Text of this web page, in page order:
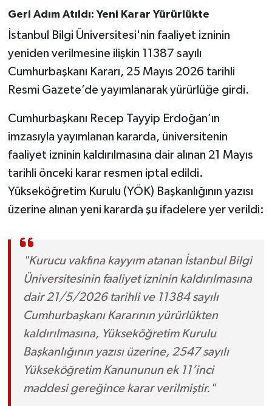
Geri Adım Atıldı: Yeni Karar Yürürlükte
İstanbul Bilgi Üniversitesi'nin faaliyet izninin
yeniden verilmesine ilişkin 11387 sayılı
Cumhurbaşkanı Kararı, 25 Mayıs 2026 tarihli
Resmi Gazete’de yayımlanarak yürürlüğe girdi.
Cumhurbaşkanı Recep Tayyip Erdoğan’ın
imzasıyla yayımlanan kararda, üniversitenin
faaliyet izninin kaldırılmasına dair alınan 21 Mayıs
tarihli önceki karar resmen iptal edildi.
Yükseköğretim Kurulu (YÖK) Başkanlığının yazısı
üzerine alınan yeni kararda şu ifadelere yer verildi:
"Kurucu vakfına kayyım atanan İstanbul Bilgi
Üniversitesinin faaliyet izninin kaldırılmasına
dair 21/5/2026 tarihli ve 11384 sayılı
Cumhurbaşkanı Kararının yürürlükten
kaldırılmasına, Yükseköğretim Kurulu
Başkanlığının yazısı üzerine, 2547 sayılı
Yükseköğretim Kanununun ek 11’inci
maddesi gereğince karar verilmiştir."